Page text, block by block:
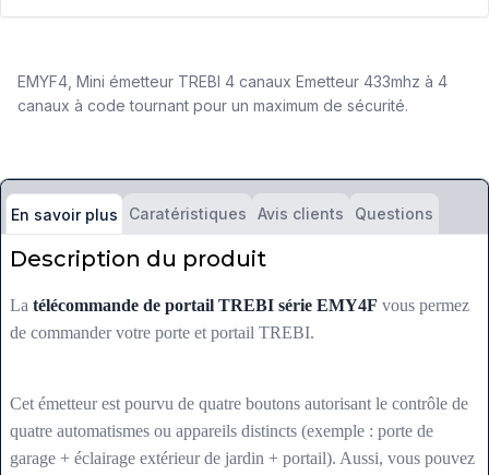
EMYF4, Mini émetteur TREBI 4 canaux Emetteur 433mhz à 4
canaux à code tournant pour un maximum de sécurité.
En savoir plus Caratéristiques Avis clients Questions
Description du produit
La télécommande de portail TREBI série EMY4F vous permez
de commander votre porte et portail TREBI.
Cet émetteur est pourvu de quatre boutons autorisant le contrôle de
quatre automatismes ou appareils distincts (exemple : porte de
garage + éclairage extérieur de jardin + portail). Aussi, vous pouvez